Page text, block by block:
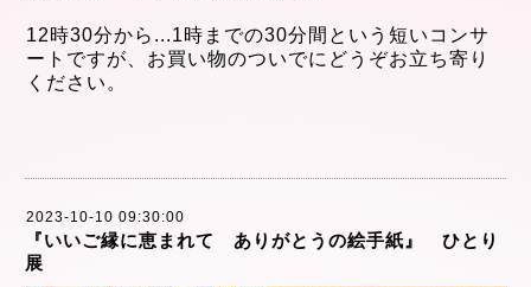
12時30分から ...1時までの30分間という短いコンサ
ートですが、 お買い物のついでにどうぞお立ち寄り
ください。
2023-10-10 09:30:00
『いいご縁に恵まれて ありがとうの絵手紙』 ひとり
展